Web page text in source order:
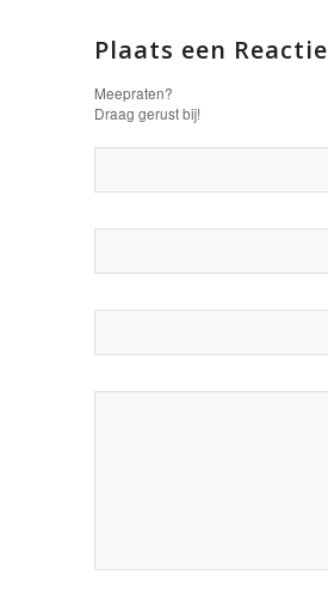
Plaats een Reactie
Meepraten?
Draag gerust bij!